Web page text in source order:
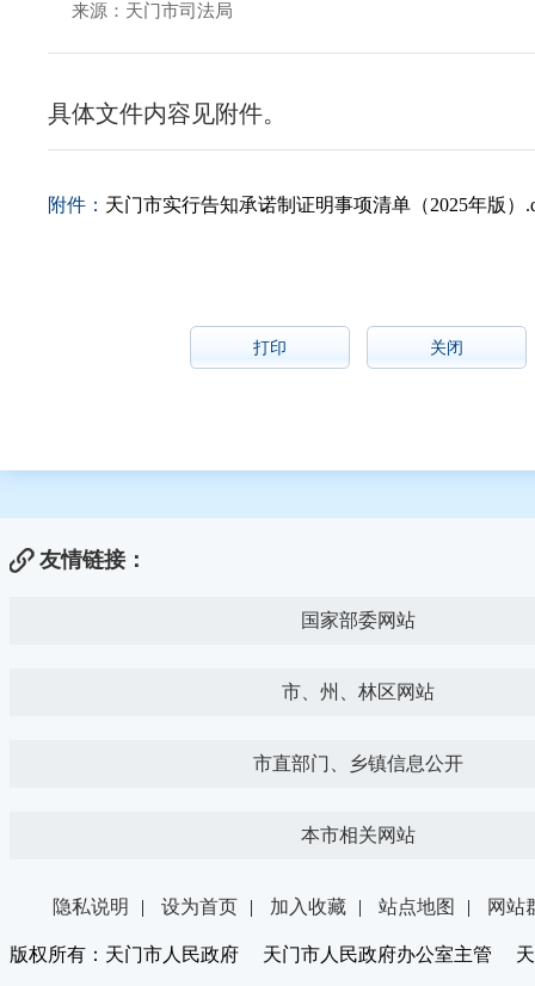
来源：天门市司法局
具体文件内容见附件。
附件： 天门市实行告知承诺制证明事项清单（2025年版）
打印 关闭
友情链接：
国家部委网站
市、州、林区网站
市直部门、乡镇信息公开
本市相关网站
隐私说明 | 设为首页 | 加入收藏 | 站点地图 | 网站
版权所有：天门市人民政府 天门市人民政府办公室主管 天